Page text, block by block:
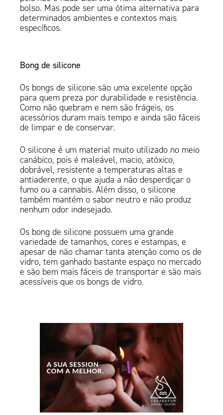
bolso. Mas pode ser uma ótima alternativa para
determinados ambientes e contextos mais
específicos.
Bong de silicone
Os bongs de silicone são uma excelente opção
para quem preza por durabilidade e resistência.
Como não quebram e nem são frágeis, os
acessórios duram mais tempo e ainda são fáceis
de limpar e de conservar.
O silicone é um material muito utilizado no meio
canábico, pois é maleável, macio, atóxico,
dobrável, resistente a temperaturas altas e
antiaderente, o que ajuda a não desperdiçar o
fumo ou a cannabis. Além disso, o silicone
também mantém o sabor neutro e não produz
nenhum odor indesejado.
Os bong de silicone possuem uma grande
variedade de tamanhos, cores e estampas, e
apesar de não chamar tanta atenção como os de
vidro, tem ganhado bastante espaço no mercado
e são bem mais fáceis de transportar e são mais
acessíveis que os bongs de vidro.